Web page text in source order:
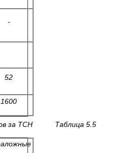
-
52
1600
ТСН Таблица 5.5